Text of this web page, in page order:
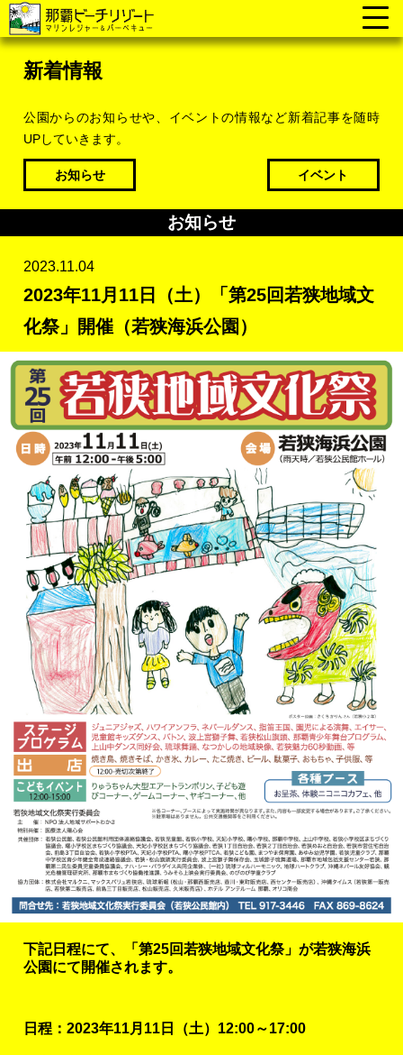
新着情報
公園からのお知らせや、イベントの情報など新着記事を随時
UPしていきます。
お知らせ イベント
お知らせ
2023.11.04
2023年11月11日（土）「第25回若狭地域文
化祭」開催（若狭海浜公園）
下記日程にて、「第25回若狭地域文化祭」が若狭海浜
公園にて開催されます。
日程：2023年11月11日（土）12:00～17:00